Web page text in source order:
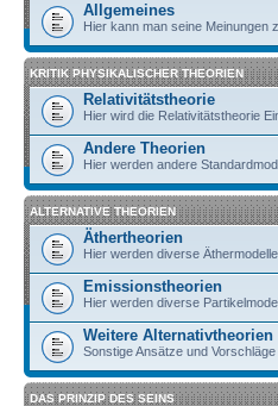
Allgemeines
Hier kann man seine Meinungen
KRITIK PHYSIKALISCHER THEORIEN
Relativitätstheorie
Hier wird die Relativitätstheorie
Andere Theorien
Hier werden andere
ALTERNATIVE THEORIEN
Äthertheorien
Hier werden diverse
Emissionstheorien
Hier werden diverse
Weitere Alternativtheorien
Sonstige Ansätze und Vorschläge
DAS PRINZIP DES SEINS